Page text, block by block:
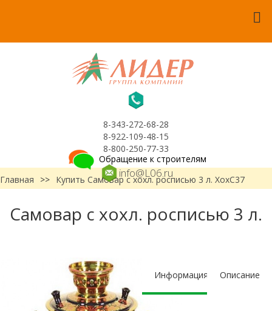
8-343-272-68-28
8-922-109-48-15
8-800-250-77-33
info@L06.ru
Обращение к строителям
Главная
>> Купить Самовар с хохл. росписью 3 л. ХохС37
Самовар с хохл. росписью 3 л.
Информация Описание